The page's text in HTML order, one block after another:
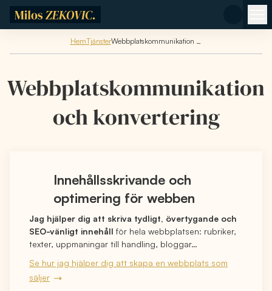
HemTjänster Webbplatskommunikation och konvertering
Webbplatskommunikation
och konvertering
Innehållsskrivande och
optimering för webben
Jag hjälper dig att skriva tydligt, övertygande och
SEO-vänligt innehåll för hela webbplatsen: rubriker,
texter, uppmaningar till handling, bloggar…
Se hur jag hjälper dig att skapa en webbplats som
säljer